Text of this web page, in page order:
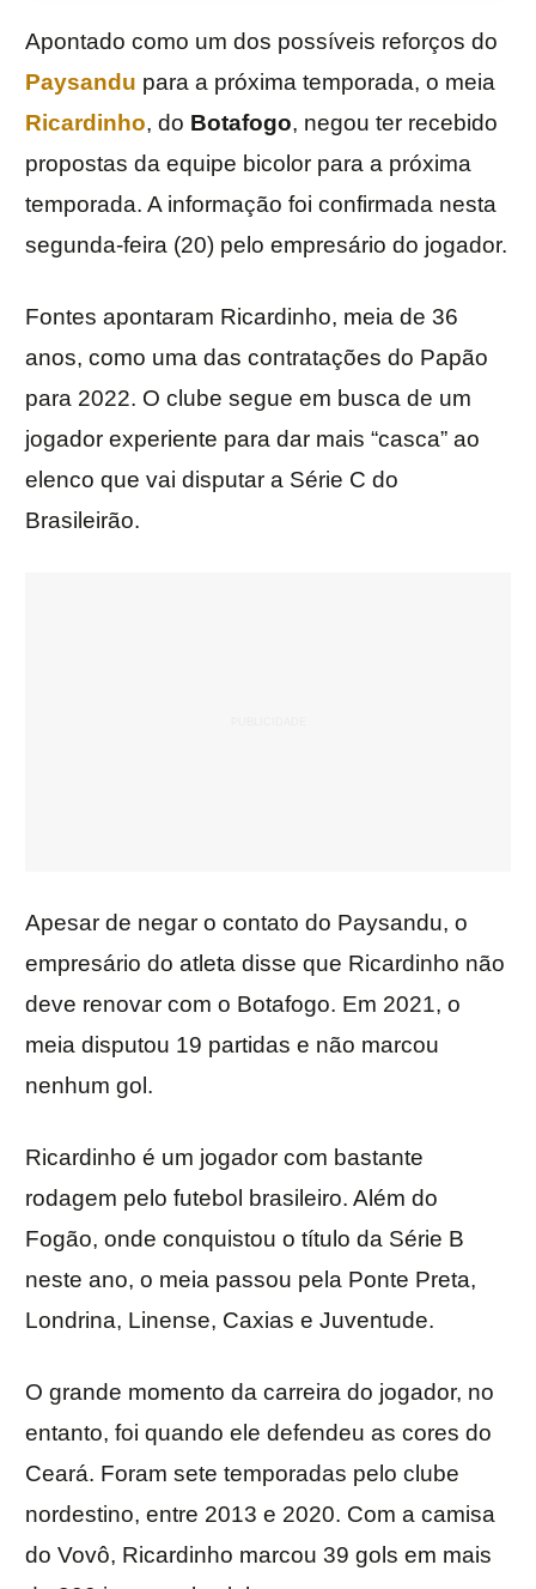
Apontado como um dos possíveis reforços do
Paysandu para a próxima temporada, o meia
Ricardinho, do Botafogo, negou ter recebido
propostas da equipe bicolor para a próxima
temporada. A informação foi confirmada nesta
segunda-feira (20) pelo empresário do jogador.
Fontes apontaram Ricardinho, meia de 36
anos, como uma das contratações do Papão
para 2022. O clube segue em busca de um
jogador experiente para dar mais “casca” ao
elenco que vai disputar a Série C do
Brasileirão.
Apesar de negar o contato do Paysandu, o
empresário do atleta disse que Ricardinho não
deve renovar com o Botafogo. Em 2021, o
meia disputou 19 partidas e não marcou
nenhum gol.
Ricardinho é um jogador com bastante
rodagem pelo futebol brasileiro. Além do
Fogão, onde conquistou o título da Série B
neste ano, o meia passou pela Ponte Preta,
Londrina, Linense, Caxias e Juventude.
O grande momento da carreira do jogador, no
entanto, foi quando ele defendeu as cores do
Ceará. Foram sete temporadas pelo clube
nordestino, entre 2013 e 2020. Com a camisa
do Vovô, Ricardinho marcou 39 gols em mais